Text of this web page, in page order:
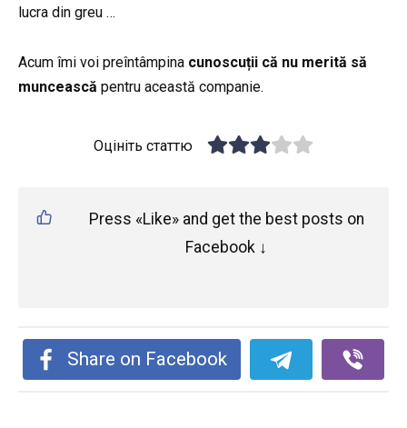
lucra din greu …
Acum îmi voi preîntâmpina cunoscuții că nu merită să
muncească pentru această companie.
Оцініть статтю
Press «Like» and get the best posts on
Facebook ↓
Share on Facebook